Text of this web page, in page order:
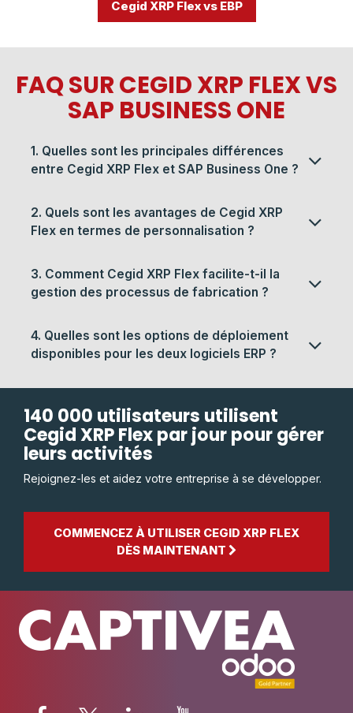
Comparaison ERP
FAQ SUR CEGID XRP FLEX VS
SAP BUSINESS ONE
entre Cegid XRP Flex et SAP Business One ?
2. Quels sont les avantages de Cegid XRP
Flex en termes de personnalisation ?
gestion des processus de fabrication ?
140 000 utilisateurs utilisent
Cegid XRP Flex par jour pour gérer